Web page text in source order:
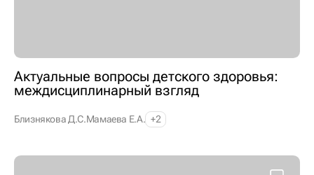
Актуальные вопросы детского здоровья:
междисциплинарный взгляд
Близнякова Д.С.Мамаева Е.А. +2